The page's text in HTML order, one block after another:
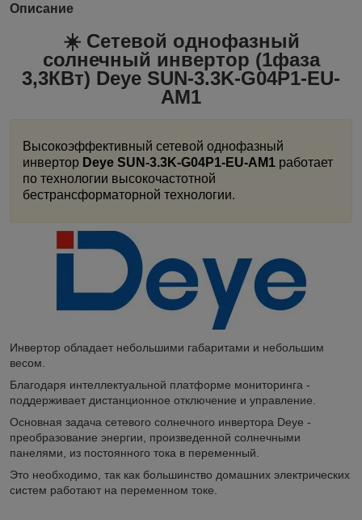
Описание
☀️ Сетевой однофазный
солнечный инвертор (1фаза
3,3КВт) Deye SUN-3.3K-G04P1-EU-
AM1
Высокоэффективный сетевой однофазный
инвертор Deye SUN-3.3K-G04P1-EU-AM1 работает
по технологии высокочастотной
бестрансформаторной технологии.
Инвертор обладает небольшими габаритами и небольшим
весом.
Благодаря интеллектуальной платформе мониторинга -
поддерживает дистанционное отключение и управление.
Основная задача сетевого солнечного инвертора Deye -
преобразование энергии, произведенной солнечными
панелями, из постоянного тока в переменный.
Это необходимо, так как большинство домашних электрических
систем работают на переменном токе.